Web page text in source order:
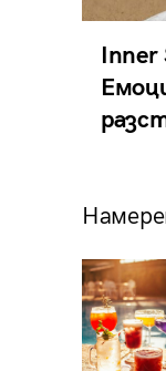
Inner